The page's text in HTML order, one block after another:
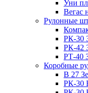
Уни
Вегас
Рулонные
РК-30
РК-42
РТ-40
Коробные
B 27
РК-30